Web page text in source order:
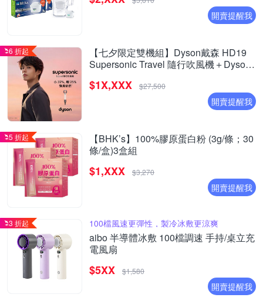
開賣提醒我
6 折起
【七夕限定雙機組】Dyson戴森 HD19
Supersonic Travel 隨行吹風機＋Dyson
$1X,XXX $27,500
開賣提醒我
5 折起
【BHK’s】100%膠原蛋白粉 (3g/條；30
條/盒)3盒組
$1,XXX $3,270
開賣提醒我
3 折起 100檔風速更彈性，製冷冰敷更涼爽
aibo 半導體冰敷 100檔調速 手持/桌立充
電風扇
$5XX $1,580
開賣提醒我